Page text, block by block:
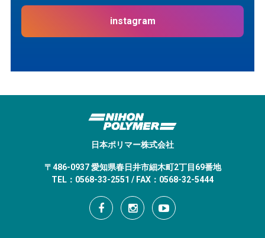
instagram
日本ポリマー株式会社
〒486-0937 愛知県春日井市細木町2丁目69番地
TEL：0568-33-2551 / FAX：0568-32-5444